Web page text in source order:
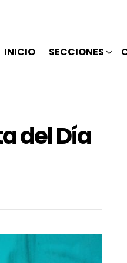
INICIO SECCIONES
del Día